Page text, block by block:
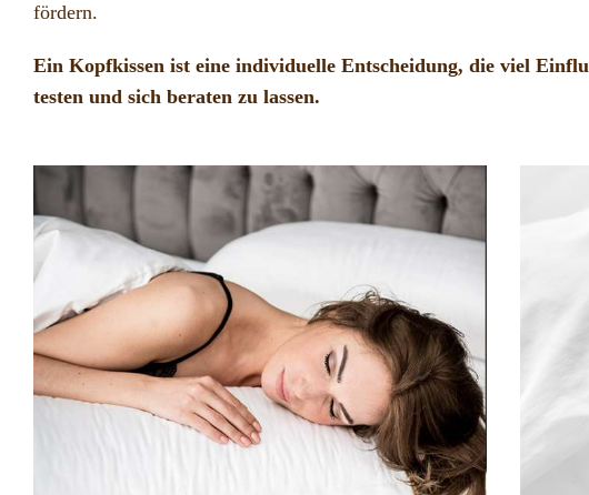
fördern.
Ein Kopfkissen ist eine individuelle Entscheidung, die viel
testen und sich beraten zu lassen.